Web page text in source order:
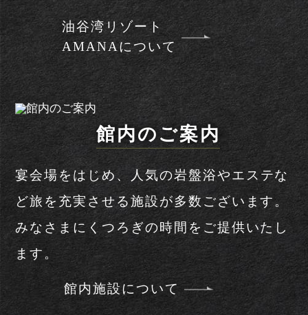
油谷湾リゾートAMANA
海と空の絶え間ない美しさに包まれる7棟
のプライベート空間。
各部屋から眺める長門の豊かな自然は日常
の喧騒を忘れさせ、穏やかな時間を演出し
ます。
油谷湾リゾート
AMANAについて